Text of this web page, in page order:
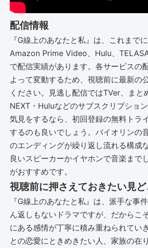
配信情報
『G線上のあなたと私』は、これまで
Amazon Prime Video、Hulu、
で配信実績があります。各サービスの
よって変動するため、視聴前に最新の
ください。見逃し配信ではTVer、まと
NEXT・Huluなどのサブスクリプショ
気見をするなら、初回登録の無料トラ
するのも良いでしょう。バイオリンの
のエンディングが繰り返し流れる構成
良いスピーカーかイヤホンで音楽まで
がおすすめです。
視聴前に押さえておきたい見ど
『G線上のあなたと私』は、派手な事
ん返しもないドラマですが、だからこ
にある感情が丁寧に積み重ねられてい
との恋愛にときめきたい人、家族の在